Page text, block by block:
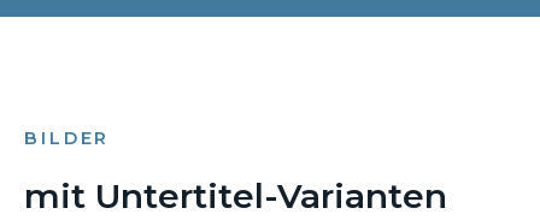
BILDER
mit Untertitel-Varianten